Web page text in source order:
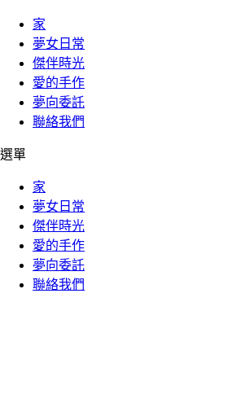
家
夢女日常
傑伴時光
愛的手作
夢向委託
聯絡我們
選單
家
夢女日常
傑伴時光
愛的手作
夢向委託
聯絡我們